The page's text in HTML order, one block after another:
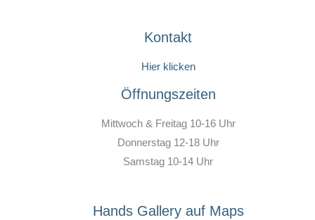
Kontakt
Hier klicken
Öffnungszeiten
Mittwoch & Freitag 10-16 Uhr
Donnerstag 12-18 Uhr
Samstag 10-14 Uhr
Hands Gallery auf Maps